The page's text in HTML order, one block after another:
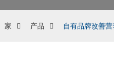
家 产品 自有品牌改善